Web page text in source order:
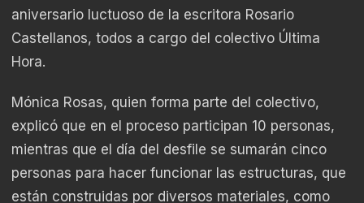
aniversario luctuoso de la escritora Rosario
Castellanos, todos a cargo del colectivo Última
Hora.
Mónica Rosas, quien forma parte del colectivo,
explicó que en el proceso participan 10 personas,
mientras que el día del desfile se sumarán cinco
personas para hacer funcionar las estructuras, que
están construidas por diversos materiales, como